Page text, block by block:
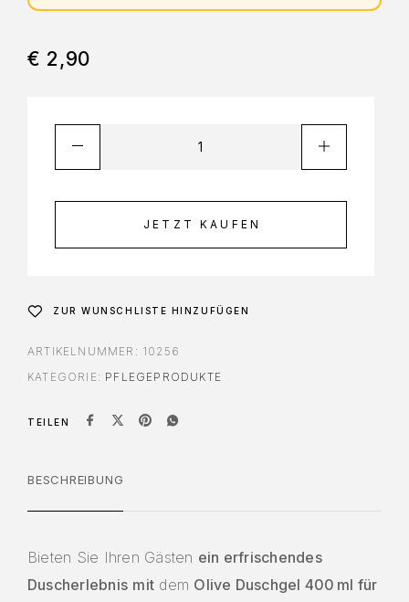
€ 2,90
JETZT KAUFEN
ZUR WUNSCHLISTE HINZUFÜGEN
ARTIKELNUMMER: 10256
KATEGORIE: PFLEGEPRODUKTE
TEILEN
BESCHREIBUNG
Bieten Sie Ihren Gästen ein erfrischendes
Duscherlebnis mit dem Olive Duschgel 400 ml für